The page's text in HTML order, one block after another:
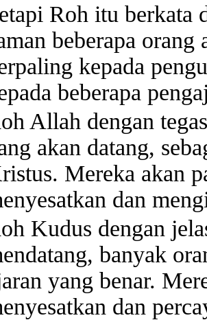
Roh itu berkata
beberapa
kepada
beberapa
Allah dengan
akan datang,
Mereka akan
dan
Kudus dengan
banyak
yang benar.
dan